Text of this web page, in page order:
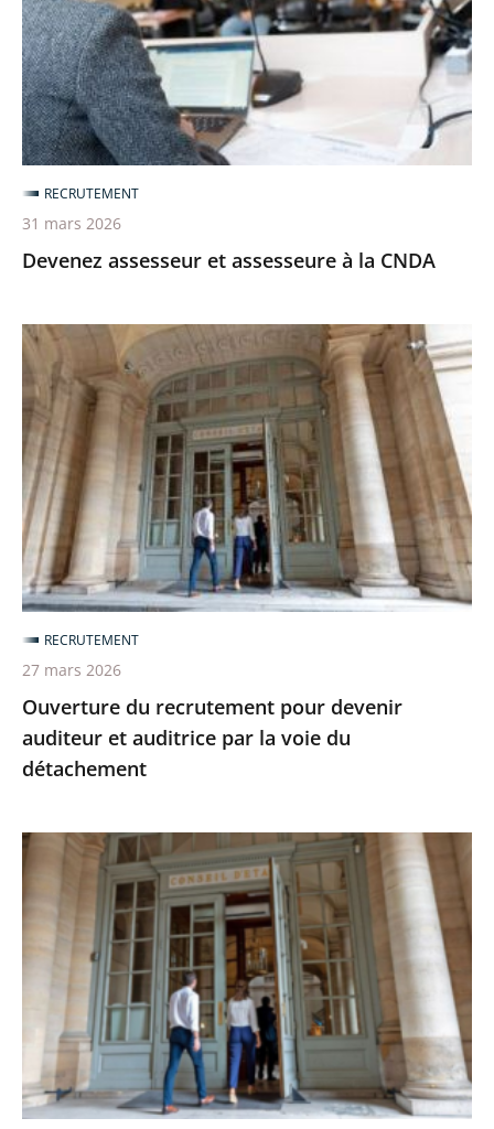
à
la
CNDA
Devenez assesseur et assesseure à la CNDA
RECRUTEMENT
31 mars 2026
Ouverture
du
recrutement
pour
devenir
auditeur
et
auditrice
par
la
voie
du
détachement
Ouverture du recrutement pour devenir
auditeur et auditrice par la voie du
détachement
RECRUTEMENT
27 mars 2026
Le
Conseil
d’État
recrute
maîtres
maîtresses
des
requêtes